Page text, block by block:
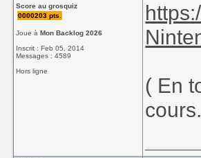
Score au grosquiz
0000203 pts.
Joue àMon Backlog 2026
Inscrit : Feb 05, 2014
Messages : 4589
Hors ligne
( En